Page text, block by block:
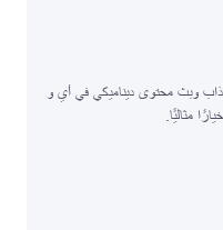
وبث محتوى ديناميكي في أي و